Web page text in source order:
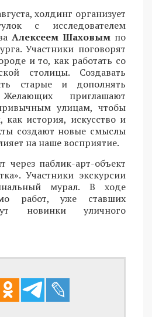
холдинг организует
с исследователем
Алексеем Шаховым по
Участники поговорят
и то, как работать со
столицы. Создавать
старые и дополнять
приглашают
улицам, чтобы
как история, искусство и
создают новые смыслы
на наше восприятие.
через паблик-арт-объект
Участники экскурсии
мурал. В ходе
работ, уже ставших
новинки уличного